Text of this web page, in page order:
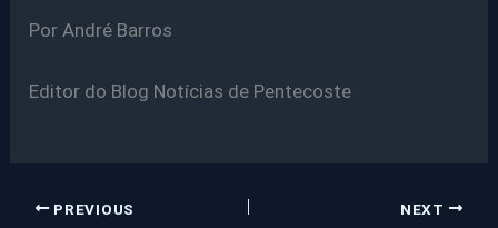
Por André Barros
Editor do Blog Notícias de Pentecoste
PREVIOUS NEXT